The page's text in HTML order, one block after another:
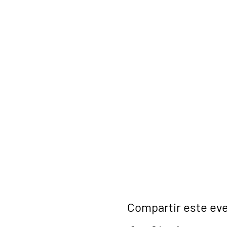
Compartir este